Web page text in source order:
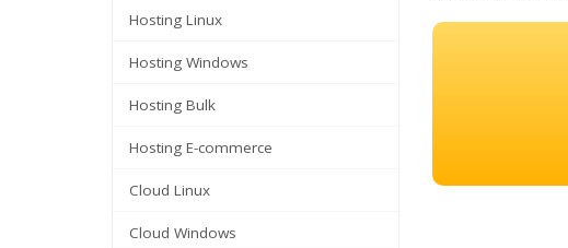
Hosting Linux
Hosting Windows
Hosting Bulk
Hosting E-commerce
Cloud Linux
Cloud Windows